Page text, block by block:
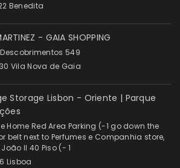
Benedita
- GAIA SHOPPING
549
Vila Nova de Gaia
Storage Lisbon - Oriente | Parque
Home Red Area Parking (-1 go down the
belt next to Perfumes e Companhia store,
II 40 Piso (- 1
Lisboa